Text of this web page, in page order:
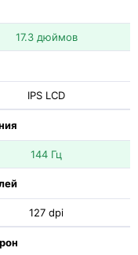
17.3 дюймов
IPS LCD
144 Гц
127 dpi